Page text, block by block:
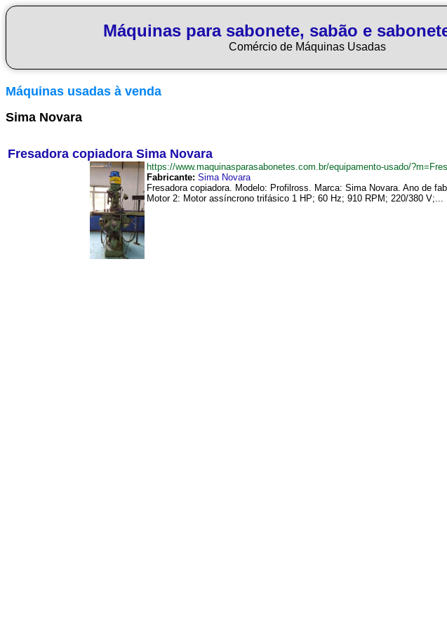
Máquinas para sabonete, sabão e
Comércio de Máquinas Usadas
Máquinas usadas à venda
Sima Novara
Fresadora copiadora Sima Novara
https://www.maquinasparasabonetes.com.br/equipamento-usado/
Fabricante: Sima Novara
Fresadora copiadora. Modelo: Profilross. Marca: Sima Novara. Ano de
Motor 2: Motor assíncrono trifásico 1 HP; 60 Hz; 910 RPM; 220/380 V;...